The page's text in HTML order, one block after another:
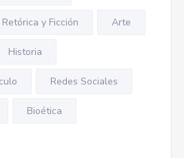
Retórica y Ficción Arte
Historia
Redes Sociales
Bioética